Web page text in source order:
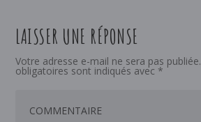
LAISSER UNE RÉPONSE
Votre adresse e-mail ne sera pas publiée.
obligatoires sont indiqués avec *